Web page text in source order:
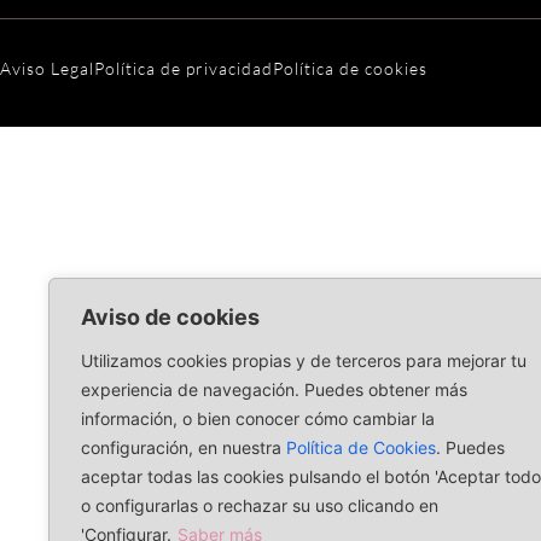
Aviso de cookies
Utilizamos cookies propias y de terceros para mejorar tu
experiencia de navegación. Puedes obtener más
información, o bien conocer cómo cambiar la
configuración, en nuestra Política de Cookies. Puedes
aceptar todas las cookies pulsando el botón 'Aceptar
o configurarlas o rechazar su uso clicando en
'Configurar. Saber más
Aviso LegalPolítica de privacidadPolítica de cookies